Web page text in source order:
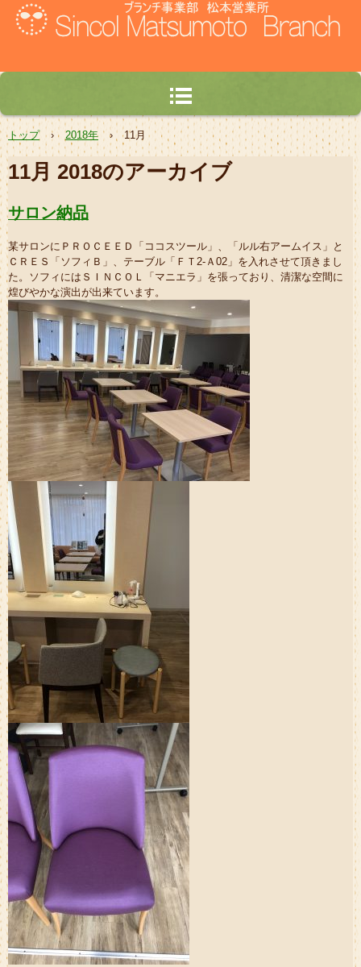
TEL.0263-53-7158
トップ › 2018年 › 11月
11月 2018のアーカイブ
サロン納品
某サロンにＰＲＯＣＥＥＤ「ココスツール」、「ルル右アームイス」と
ＣＲＥＳ「ソフィＢ」、テーブル「ＦＴ2-Ａ02」を入れさせて頂きまし
た。ソフィにはＳＩＮＣＯＬ「マニエラ」を張っており、清潔な空間に
煌びやかな演出が出来ています。